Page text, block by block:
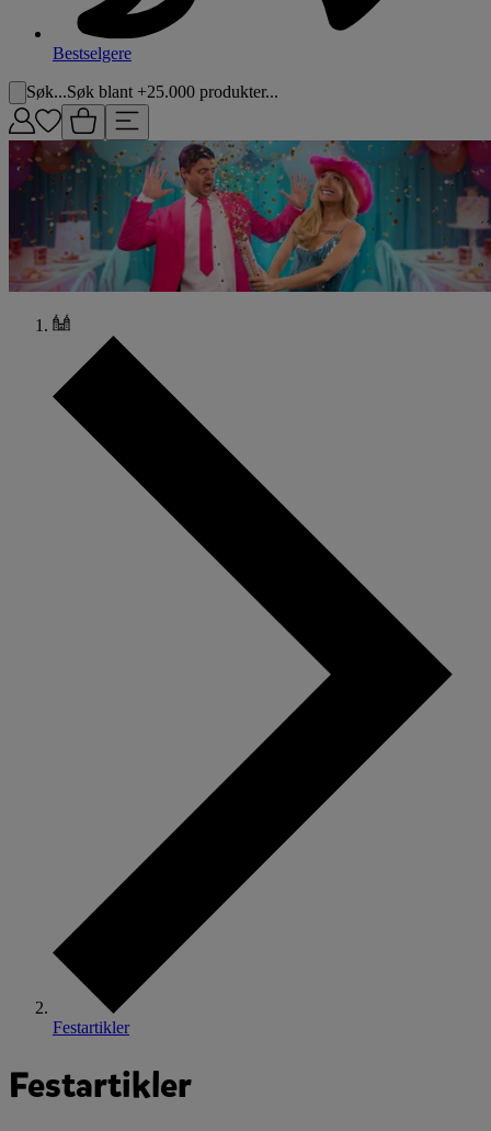
Bestselgere
Søk...Søk blant +25.000 produkter...
Festartikler
Festartikler